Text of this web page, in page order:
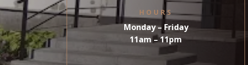
HOURS
Monday – Friday
11am – 11pm